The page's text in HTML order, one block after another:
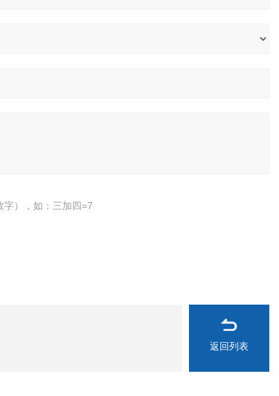
字），如：三加四=7
返回列表